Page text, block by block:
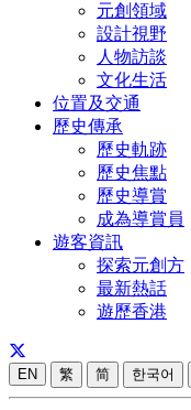
元創領域
設計視野
人物訪談
文化生活
位置及交通
歷史傳承
歷史軌跡
歷史焦點
歷史導賞
成為導賞員
遊客資訊
探索元創方
最新熱話
遊歷香港
EN 繁 简 한국어